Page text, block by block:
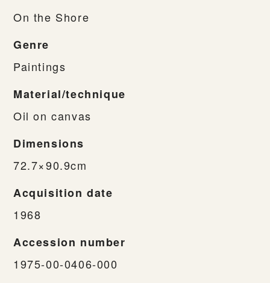
On the Shore
Genre
Paintings
Material/technique
Oil on canvas
Dimensions
72.7×90.9cm
Acquisition date
1968
Accession number
1975-00-0406-000